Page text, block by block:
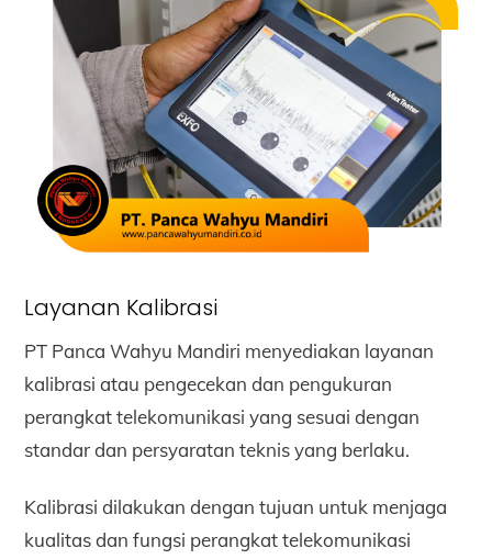
Layanan Kalibrasi
PT Panca Wahyu Mandiri menyediakan layanan
kalibrasi atau pengecekan dan pengukuran
perangkat telekomunikasi yang sesuai dengan
standar dan persyaratan teknis yang berlaku.
Kalibrasi dilakukan dengan tujuan untuk menjaga
kualitas dan fungsi perangkat telekomunikasi